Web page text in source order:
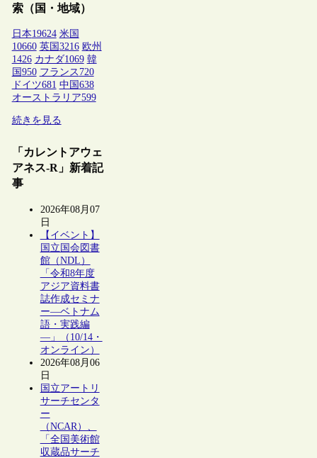
索（国・地域）
日本19624 米国
10660 英国 3216 欧州
1426 カナダ1069 韓
国 950 フランス 720
ドイツ681 中国 638
オーストラリア599
続きを見る
「カレントアウェ
アネス-R」新着記
事
2026年08月07
日
【イベント】
国立国会図書
館（NDL）
「令和8年度
アジア資料書
誌作成セミナ
ー―ベトナム
語・実践編
―」（10/14・
オンライン）
2026年08月06
日
国立アートリ
サーチセンタ
ー
（NCAR）、
「全国美術館
収蔵品サーチ